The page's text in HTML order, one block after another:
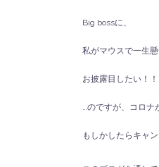
Big bossに、
私がマウスで一生
お披露目したい！！
…のですが、コロナ
もしかしたらキャ